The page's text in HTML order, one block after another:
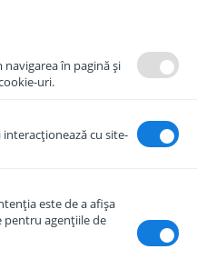
în pagină şi
uri.
cu site-
este de a afişa
pentru agenţiile de